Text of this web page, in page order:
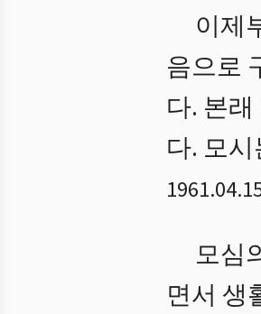
이제
음으로
다. 본
다. 모
모심
면서 생